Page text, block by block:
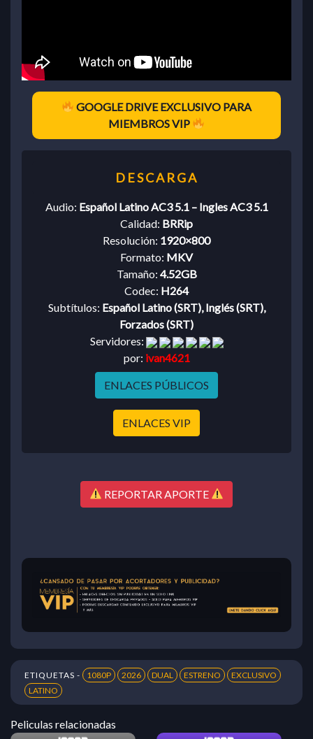
GOOGLE DRIVE EXCLUSIVO PARA
MIEMBROS VIP
Audio: Español Latino AC3 5.1 – Ingles AC3 5.1
Calidad: BRRip
Resolución: 1920×800
Formato: MKV
Tamaño: 4.52GB
Codec: H264
Subtítulos: Español Latino (SRT), Inglés (SRT),
Forzados (SRT)
Servidores:
por: ivan4621
ENLACES PÚBLICOS
ENLACES VIP
REPORTAR APORTE
ETIQUETAS - 1080P 2026 DUAL ESTRENO
EXCLUSIVO
LATINO
Peliculas relacionadas